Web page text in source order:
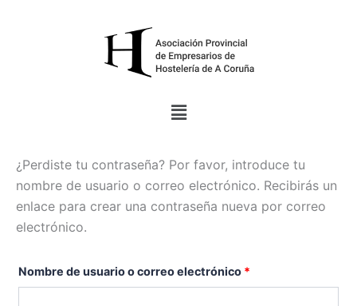
Menú
¿Perdiste tu contraseña? Por favor, introduce tu
nombre de usuario o correo electrónico. Recibirás un
enlace para crear una contraseña nueva por correo
electrónico.
Nombre de usuario o correo electrónico *